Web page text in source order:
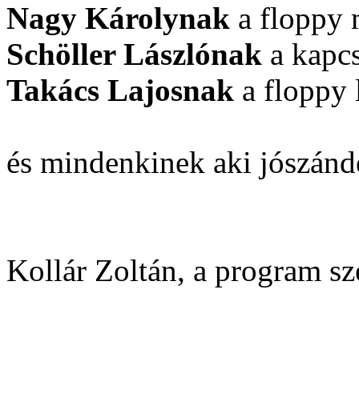
Nagy Károlynak a floppy
Schöller Lászlónak a
Takács Lajosnak a floppy
és mindenkinek aki
Kollár Zoltán, a program